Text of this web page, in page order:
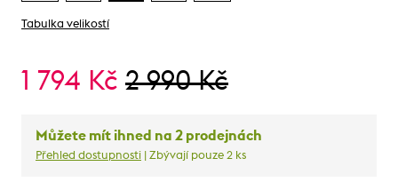
Tabulka velikostí
1 794 Kč 2 990 Kč
Můžete mít ihned na 2 prodejnách
Přehled dostupnosti | Zbývají pouze 2 ks